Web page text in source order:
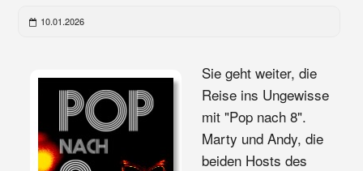
10.01.2026
Sie geht weiter, die
Reise ins Ungewisse
mit "Pop nach 8".
Marty und Andy, die
beiden Hosts des